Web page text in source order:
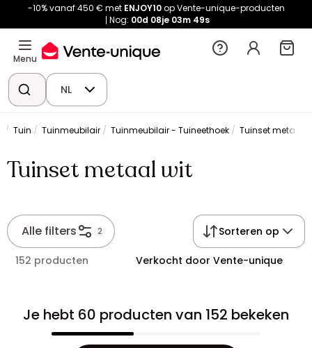
-10% vanaf 450 € met ENJOY10op Vente-unique-producten
Nog: 00d 08je 03m 48s
Menu
NL
Tuin Tuinmeubilair Tuinmeubilair - Tuineethoek Tuinset metaal
Tuinset metaal wit
Alle filters 2 Sorteren op
152 producten Verkocht door Vente-unique
Je hebt 60 producten van 152 bekeken